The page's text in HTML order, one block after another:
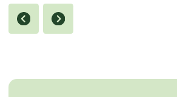
Политика конфиденциальности